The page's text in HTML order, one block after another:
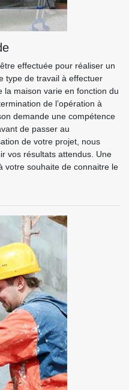
effectuée pour réaliser un
type de travail à effectuer
la maison varie en fonction du
de l’opération à
demande une compétence
de passer au
de votre projet, nous
vos résultats attendus. Une
votre souhaite de connaitre le